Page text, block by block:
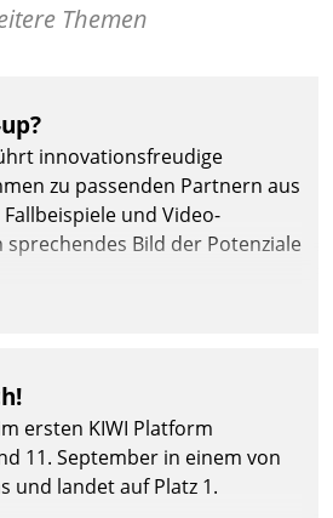
Themen
innovationsfreudige
zu passenden Partnern aus
und Video-
Bild der Potenziale
ersten KIWI Platform
11. September in einem von
und landet auf Platz 1.